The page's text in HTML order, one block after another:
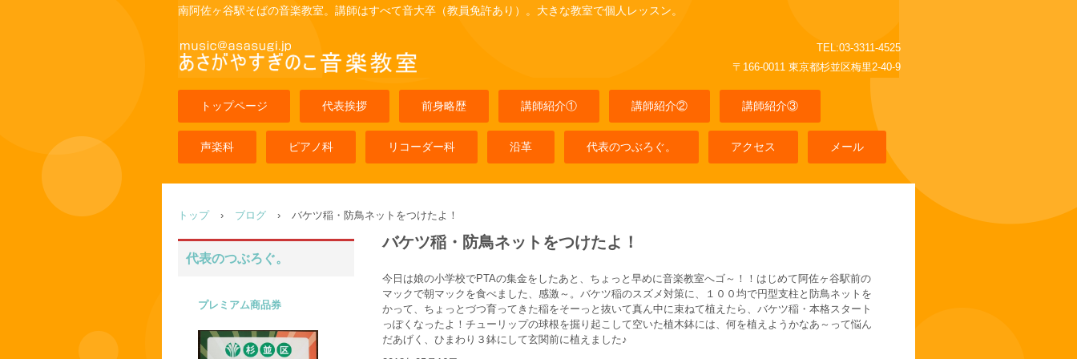
南阿佐ヶ谷駅そばの音楽教室。講師はすべて音大卒（教員免許あり）。大きな教室で個人レッスン。
TEL:03-3311-4525
〒166-0011 東京都杉並区梅里2-40-9
トップページ 代表挨拶 前身略歴 講師紹介① 講師紹介② 講師紹介③
声楽科 ピアノ科 リコーダー科 沿革 代表のつぶろぐ。 アクセス メール
トップ › ブログ › バケツ稲・防鳥ネットをつけたよ！
バケツ稲・防鳥ネットをつけたよ！
今日は娘の小学校でPTAの集金をしたあと、ちょっと早めに音楽教室へゴ～！！はじめて阿佐ヶ谷駅前の
マックで朝マックを食べました、感激～。バケツ稲のスズメ対策に、１００均で円型支柱と防鳥ネットを
かって、ちょっとづつ育ってきた稲をそーっと抜いて真ん中に束ねて植えたら、バケツ稲・本格スタート
っぽくなったよ！チューリップの球根を掘り起こして空いた植木鉢には、何を植えようかなあ～って悩ん
だあげく、ひまわり３鉢にして玄関前に植えました♪
代表のつぶろぐ。
プレミアム商品券